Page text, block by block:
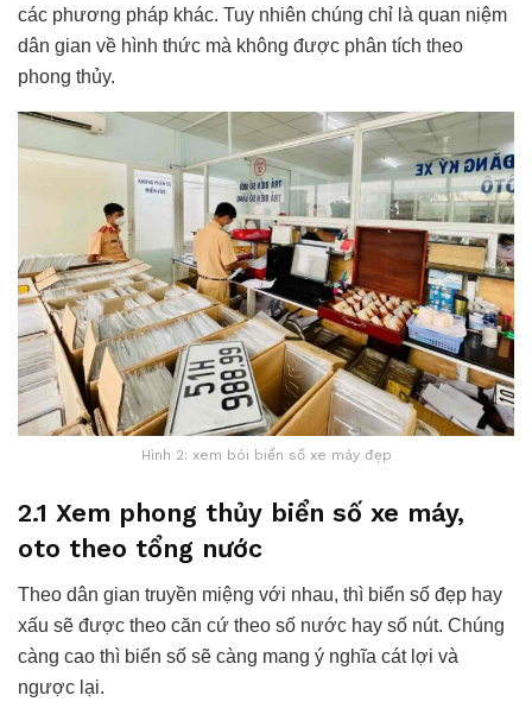
các phương pháp khác. Tuy nhiên chúng chỉ là quan niệm
dân gian về hình thức mà không được phân tích theo
phong thủy.
Hình 2: xem bói biển số xe máy đẹp
2.1 Xem phong thủy biển số xe máy,
oto theo tổng nước
Theo dân gian truyền miệng với nhau, thì biển số đẹp hay
xấu sẽ được theo căn cứ theo số nước hay số nút. Chúng
càng cao thì biển số sẽ càng mang ý nghĩa cát lợi và
ngược lại.